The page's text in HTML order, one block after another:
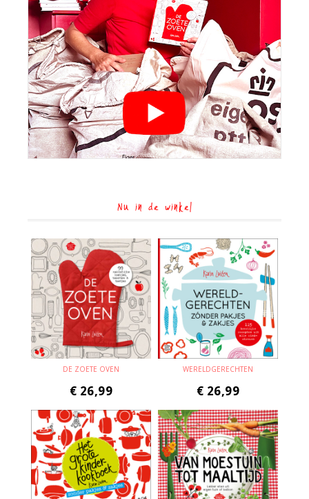
Nu in de winkel
DE ZOETE OVEN
€ 26,99
WERELDGERECHTEN
€ 26,99